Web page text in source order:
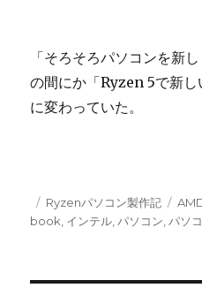
「そろそろパソコンを新
の間にか「Ryzen 5で新し
に変わっていた。
投
稿
カ
テ
Ryzenパソコン製作記
タ
グ
book インテル パソコン パソ